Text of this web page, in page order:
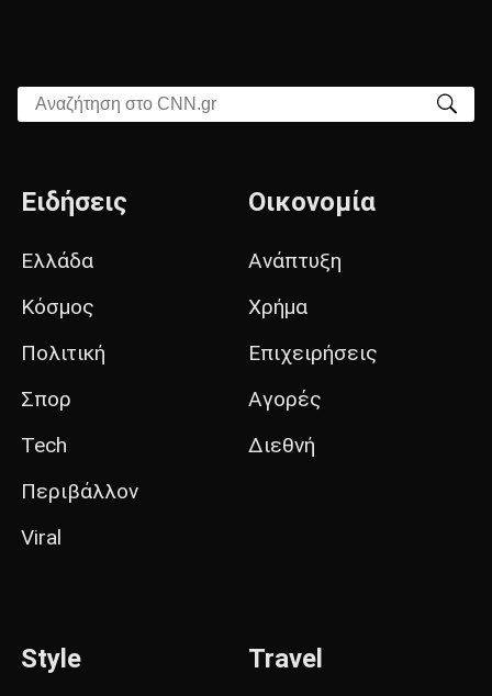
Αναζήτηση στο CNN.gr
Ειδήσεις
Ελλάδα
Κόσμος
Πολιτική
Σπορ
Tech
Περιβάλλον
Viral
Οικονομία
Ανάπτυξη
Χρήμα
Επιχειρήσεις
Αγορές
Διεθνή
Style Travel